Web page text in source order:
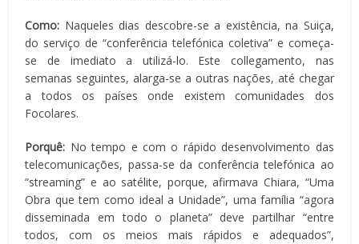
Como: Naqueles dias descobre-se a existência, na Suiça,
do serviço de “conferência telefónica coletiva” e começa-
se de imediato a utilizá-lo. Este collegamento, nas
semanas seguintes, alarga-se a outras nações, até chegar
a todos os países onde existem comunidades dos
Focolares.
Porquê: No tempo e com o rápido desenvolvimento das
telecomunicações, passa-se da conferência telefónica ao
“streaming” e ao satélite, porque, afirmava Chiara, “Uma
Obra que tem como ideal a Unidade”, uma família “agora
disseminada em todo o planeta” deve partilhar “entre
todos, com os meios mais rápidos e adequados”,